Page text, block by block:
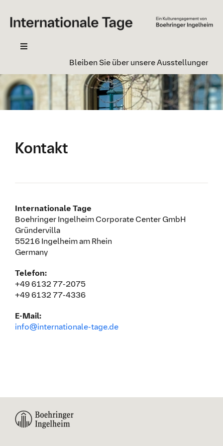
Inhalt
springen
Toggle
Ausstellung
Kontakt
Bleiben Sie über unsere Ausstellungen
Kontakt
Internationale Tage
Boehringer Ingelheim Corporate Center GmbH
Gründervilla
55216 Ingelheim am Rhein
Germany
Telefon:
+49 6132 77-2075
+49 6132 77-4336
E-Mail:
info@internationale-tage.de